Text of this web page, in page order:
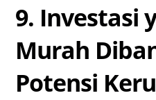
9. Investasi
Murah
Potensi